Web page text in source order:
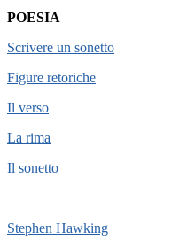
POESIA
Scrivere un sonetto
Figure retoriche
Il verso
La rima
Il sonetto
Stephen Hawking